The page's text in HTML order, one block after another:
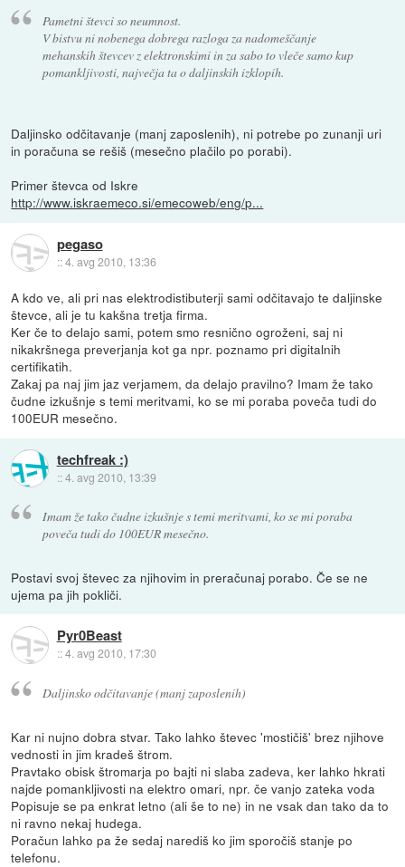
Pametni števci so neumnost.
V bistvu ni nobenega dobrega razloga za nadomeščanje
mehanskih števcev z elektronskimi in za sabo to vleče samo kup
pomankljivosti, največja ta o daljinskih izklopih.
Daljinsko odčitavanje (manj zaposlenih), ni potrebe po zunanji uri
in poračuna se rešiš (mesečno plačilo po porabi).
Primer števca od Iskre
http://www.iskraemeco.si/emecoweb/eng/p...
pegaso
::4. avg 2010, 13:36
A kdo ve, ali pri nas elektrodistibuterji sami odčitavajo te daljinske
števce, ali je tu kakšna tretja firma.
Ker če to delajo sami, potem smo resnično ogroženi, saj ni
nikakršnega preverjanja kot ga npr. poznamo pri digitalnih
certifikatih.
Zakaj pa naj jim jaz verjamem, da delajo pravilno? Imam že tako
čudne izkušnje s temi meritvami, ko se mi poraba poveča tudi do
100EUR mesečno.
techfreak :)
::4. avg 2010, 13:39
Imam že tako čudne izkušnje s temi meritvami, ko se mi poraba
poveča tudi do 100EUR mesečno.
Postavi svoj števec za njihovim in preračunaj porabo. Če se ne
ujema pa jih pokliči.
Pyr0Beast
::4. avg 2010, 17:30
Daljinsko odčitavanje (manj zaposlenih)
Kar ni nujno dobra stvar. Tako lahko števec 'mostičiš' brez njihove
vednosti in jim kradeš štrom.
Pravtako obisk štromarja po bajti ni slaba zadeva, ker lahko hkrati
najde pomankljivosti na elektro omari, npr. če vanjo zateka voda
Popisuje se pa enkrat letno (ali še to ne) in ne vsak dan tako da to
ni ravno nekaj hudega.
Poračun lahko pa že sedaj narediš ko jim sporočiš stanje po
telefonu.